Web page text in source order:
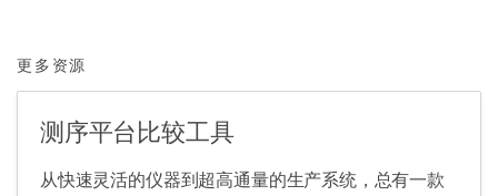
更多资源
测序平台比较工具
从快速灵活的仪器到超高通量的生产系统，总有一款